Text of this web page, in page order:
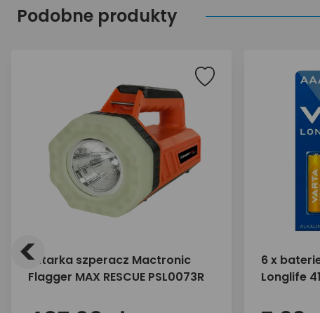
Podobne produkty
Latarka szperacz Mactronic
Flagger MAX RESCUE PSL0073R
6 x
Longlife
<